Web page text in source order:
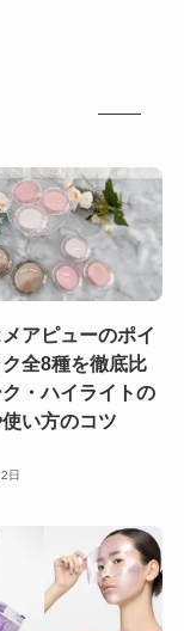
アピューのポイ
全8種を徹底比
・ハイライトの
い方のコツ
日